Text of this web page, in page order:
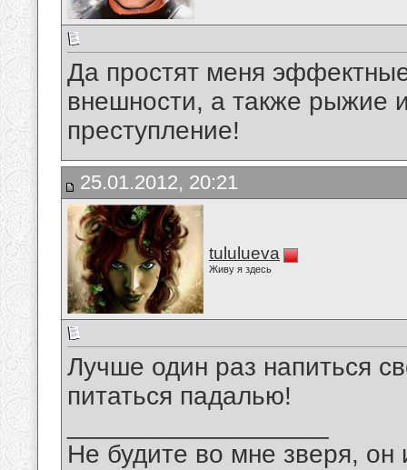
Да простят меня
внешности, а также рыжие
преступление!
25.01.2012, 20:21
tululueva
Живу я здесь
Лучше один раз напиться
питаться падалью!
Не будите во мне зверя, он